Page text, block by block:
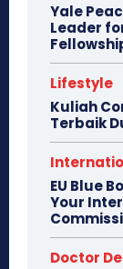
Yale
Leader
Lifestyle
Kuliah
Terbaik
EU Blue
Your
Doctor